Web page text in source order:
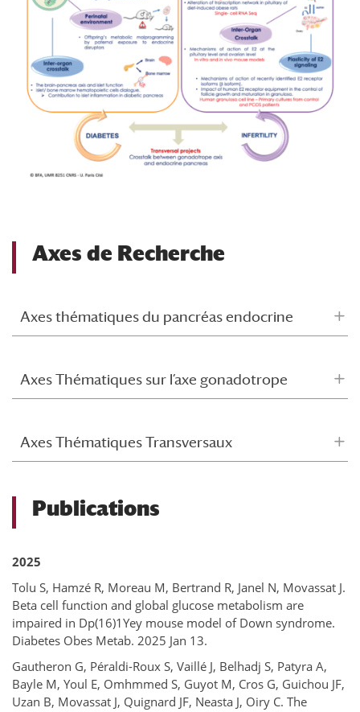
Axes de Recherche
Axes thématiques du pancréas endocrine
Axes Thématiques sur l’axe gonadotrope
Axes Thématiques Transversaux
Publications
2025
Tolu S, Hamzé R, Moreau M, Bertrand R, Janel N, Movassat J.
Beta cell function and global glucose metabolism are
impaired in Dp(16)1Yey mouse model of Down syndrome.
Diabetes Obes Metab. 2025 Jan 13.
Gautheron G, Péraldi-Roux S, Vaillé J, Belhadj S, Patyra A,
Bayle M, Youl E, Omhmmed S, Guyot M, Cros G, Guichou JF,
Uzan B, Movassat J, Quignard JF, Neasta J, Oiry C. The